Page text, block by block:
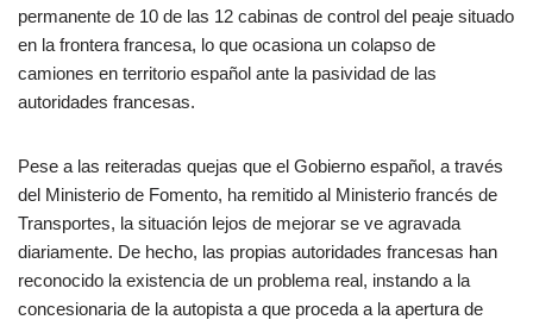
permanente de 10 de las 12 cabinas de control del peaje situado
en la frontera francesa, lo que ocasiona un colapso de
camiones en territorio español ante la pasividad de las
autoridades francesas.
Pese a las reiteradas quejas que el Gobierno español, a través
del Ministerio de Fomento, ha remitido al Ministerio francés de
Transportes, la situación lejos de mejorar se ve agravada
diariamente. De hecho, las propias autoridades francesas han
reconocido la existencia de un problema real, instando a la
concesionaria de la autopista a que proceda a la apertura de